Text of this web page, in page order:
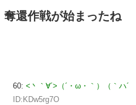
奪還作戦が始まったね
60: <丶｀∀´>（´・ω・｀）（｀ハ
ID:KDw5rg7O